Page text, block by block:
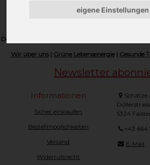
eigene Einstellungen
Der Frischeversand für traditionelle und gesunde
Wir über uns| Grüne Lebensenergie| Gesunde
Newsletter
Informationen
Sicher einkaufen
Bestellmöglichkeiten
Versand
Widerrufsrecht
Schätze
5324
+43
E-Mail